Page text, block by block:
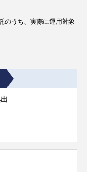
のうち、実際に運用対象